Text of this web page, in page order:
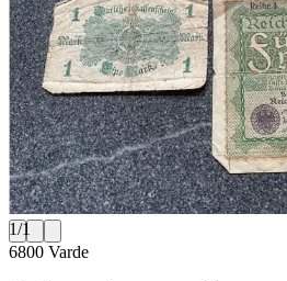
1/1
6800 Varde